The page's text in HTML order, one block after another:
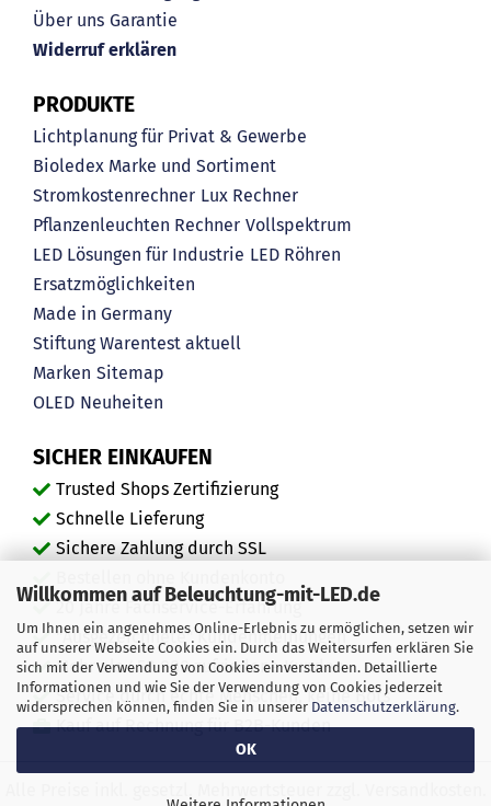
Willkommen auf Beleuchtung-mit-LED.de
Um Ihnen ein angenehmes Online-Erlebnis zu ermöglichen, setzen wir
auf unserer Webseite Cookies ein. Durch das Weitersurfen erklären Sie
sich mit der Verwendung von Cookies einverstanden. Detaillierte
Informationen und wie Sie der Verwendung von Cookies jederzeit
widersprechen können, finden Sie in unserer Datenschutzerklärung.
OK
Über uns Garantie
Widerruf erklären
PRODUKTE
Lichtplanung für Privat & Gewerbe
Bioledex Marke und Sortiment
Stromkostenrechner Lux Rechner
Pflanzenleuchten Rechner Vollspektrum
LED Lösungen für Industrie LED Röhren
Ersatzmöglichkeiten
Made in Germany
Stiftung Warentest aktuell
Marken Sitemap
OLED Neuheiten
SICHER EINKAUFEN
Trusted Shops Zertifizierung
Schnelle Lieferung
Sichere Zahlung durch SSL
20 Jahre Fachservice-Erfahrung
"Ausgezeichnete" Kundenmeinungen
Mehr als 450.000 zufriedene Kunden
Service durch echte Menschen, keine Bots
Kauf auf Rechnung für B2B-Kunden